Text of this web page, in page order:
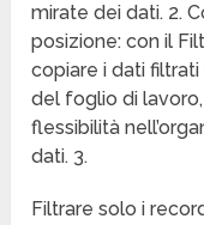
mirate dei dati. 2.
posizione: con il
copiare i dati filtrati
del foglio di
flessibilità
dati. 3.
Filtrare solo i